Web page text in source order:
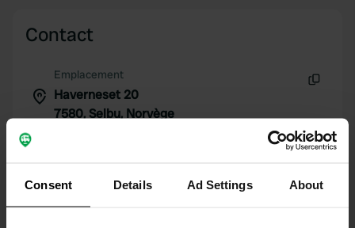
Consent Details Ad Settings About
Contact
Emplacement
Haverneset 20
7580, Selbu, Norvège
Copie